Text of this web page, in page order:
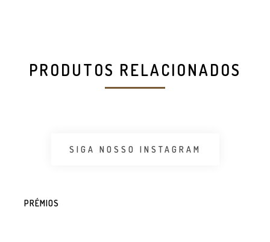
PRODUTOS RELACIONADOS
SIGA NOSSO INSTAGRAM
PRÉMIOS